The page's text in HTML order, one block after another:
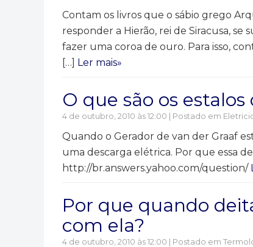
Contam os livros que o sábio grego
responder a Hierão, rei de Siracusa,
fazer uma coroa de ouro. Para isso,
[…] Ler mais»
O que são os
4 de outubro, 2010 às 12:00 | Postado em
Quando o Gerador de van der Graaf
uma descarga elétrica. Por que essa
http://br.answers.yahoo.com/question/
Por que quando
com ela?
4 de outubro, 2010 às 12:00 | Postado em